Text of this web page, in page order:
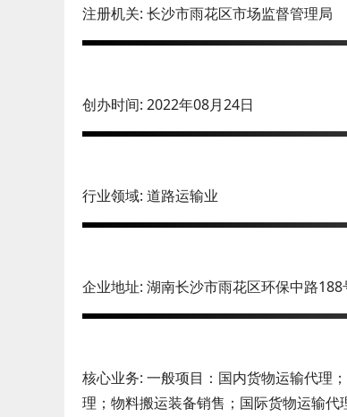
注册机关: 长沙市雨花区市场监督管理局
创办时间: 2022年08月24日
行业领域: 道路运输业
企业地址: 湖南长沙市雨花区环保中路
核心业务: 一般项目：国内货物运输代理
理；物料搬运装备销售；国际货物运输